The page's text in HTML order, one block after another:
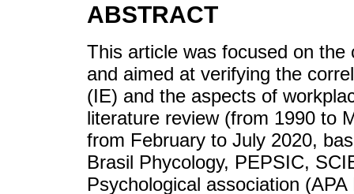
ABSTRACT
This article was focused on
and aimed at verifying the
(IE) and the aspects of
literature review (from 1990 to
from February to July 2020,
Brasil Phycology, PEPSIC,
Psychological association